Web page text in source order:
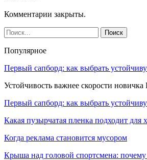
Комментарии закрыты.
Популярное
Первый сапборд: как выбрать
Устойчивость важнее скорости
Первый сапборд: как выбрать
Какая пузырчатая пленка подходит для
Когда реклама становится мусором
Крыша над головой спортсмена: